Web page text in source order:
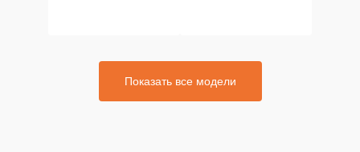
Показать все модели